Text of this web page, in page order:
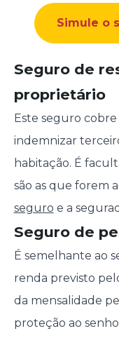
Simule o
Seguro de
proprietário
Este seguro
indemnizar
habitação. É
são as que forem
seguro e a
Seguro de
É semelhante ao
renda previsto
da mensalidade
proteção ao